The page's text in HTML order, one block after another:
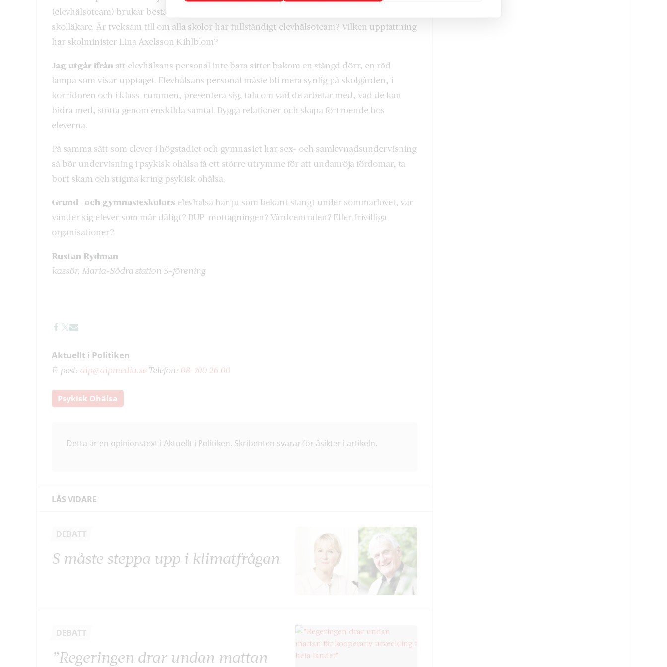
(elevhälsoteam) brukar bestå av bland annat en skolkurator, skolsköterska, skolpsykolog,
skolläkare. Är tveksam till om alla skolor har fullständigt elevhälsoteam? Vilken uppfattning
har skolminister Lina Axelsson Kihlblom?
Jag utgår ifrån att elevhälsans personal inte bara sitter bakom en stängd dörr, en röd
lampa som visar upptaget. Elevhälsans personal måste bli mera synlig på skolgården, i
korridoren och i klass-rummen, presentera sig, tala om vad de arbetar med, vad de kan
bidra med, stötta genom enskilda samtal. Bygga relationer och skapa förtroende hos
eleverna.
På samma sätt som elever i högstadiet och gymnasiet har sex- och samlevnadsundervisning
så bör undervisning i psykisk ohälsa få ett större utrymme för att undanröja fördomar, ta
bort skam och stigma kring psykisk ohälsa.
Grund- och gymnasieskolors elevhälsa har ju som bekant stängt under sommarlovet, var
vänder sig elever som mår dåligt? BUP-mottagningen? Vårdcentralen? Eller frivilliga
organisationer?
Rustan Rydman
kassör, Maria-Södra station S-förening
Aktuellt i Politiken
E-post: aip@aipmedia.seTelefon: 08-700 26 00
Psykisk Ohälsa
Detta är en opinionstext i Aktuellt i Politiken. Skribenten svarar för åsikter i artikeln.
LÄS VIDARE
DEBATT
S måste steppa upp i klimatfrågan
DEBATT
”Regeringen drar undan mattan